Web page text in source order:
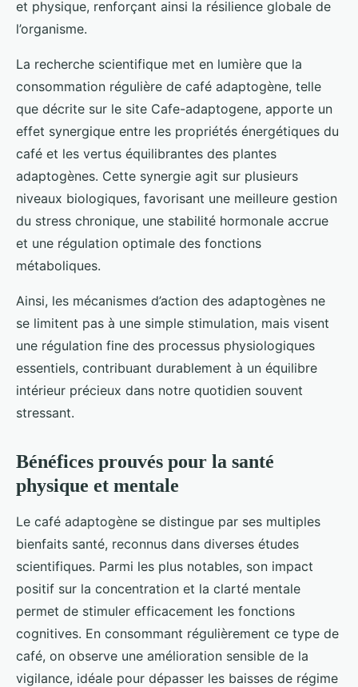
et physique, renforçant ainsi la résilience globale de
l’organisme.
La recherche scientifique met en lumière que la
consommation régulière de café adaptogène, telle
que décrite sur le site Cafe-adaptogene, apporte un
effet synergique entre les propriétés énergétiques du
café et les vertus équilibrantes des plantes
adaptogènes. Cette synergie agit sur plusieurs
niveaux biologiques, favorisant une meilleure gestion
du stress chronique, une stabilité hormonale accrue
et une régulation optimale des fonctions
métaboliques.
Ainsi, les mécanismes d’action des adaptogènes ne
se limitent pas à une simple stimulation, mais visent
une régulation fine des processus physiologiques
essentiels, contribuant durablement à un équilibre
intérieur précieux dans notre quotidien souvent
stressant.
Bénéfices prouvés pour la santé
physique et mentale
Le café adaptogène se distingue par ses multiples
bienfaits santé, reconnus dans diverses études
scientifiques. Parmi les plus notables, son impact
positif sur la concentration et la clarté mentale
permet de stimuler efficacement les fonctions
cognitives. En consommant régulièrement ce type de
café, on observe une amélioration sensible de la
vigilance, idéale pour dépasser les baisses de régime